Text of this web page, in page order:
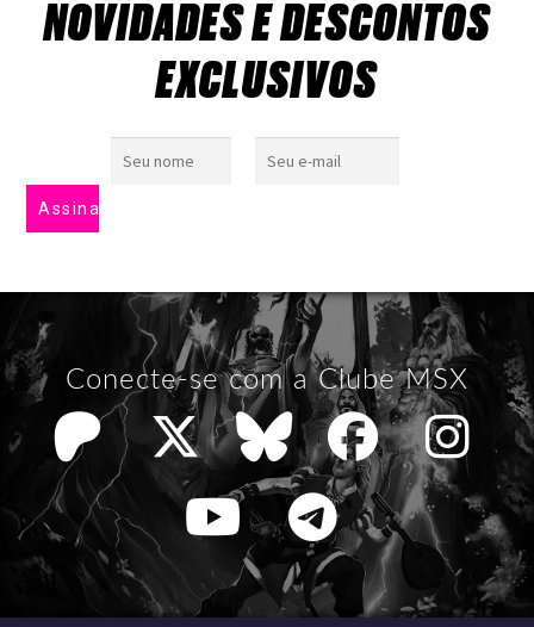
NOVIDADES E DESCONTOS
EXCLUSIVOS
Conecte-se com a Clube MSX